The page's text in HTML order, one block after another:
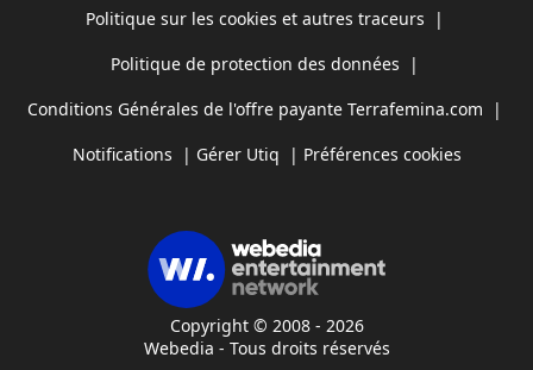
Politique sur les cookies et autres traceurs |
Politique de protection des données |
Conditions Générales de l'offre payante Terrafemina.com |
Notifications | Gérer Utiq | Préférences cookies
Copyright © 2008 - 2026
Webedia - Tous droits réservés